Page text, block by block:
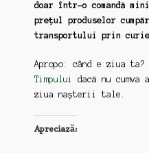
doar într-o comandă
prețul produselor
transportului prin
Apropo: când e ziua
Timpului
dacă nu
ziua nașterii tale.
Apreciază: